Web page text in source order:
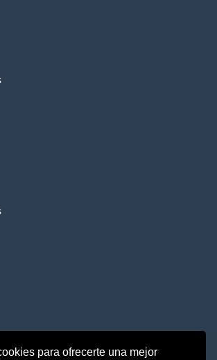
para ofrecerte una mejor